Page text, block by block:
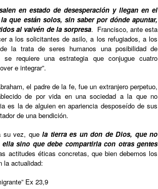
en estado de desesperación y llegan en el
que están solos, sin saber por dónde apuntar,
al vaivén de la sorpresa. Francisco, ante esta
a los solicitantes de asilo, a los refugiados, a los
la trata de seres humanos una posibilidad de
requiere una estrategia que conjugue cuatro
e integrar”.
el padre de la fe, fue un extranjero perpetuo,
de por vida en una sociedad a la que no
es la de alguien en apariencia desposeído de sus
de una bendición.
su vez, quela tierra es un don de Dios, que no
sino que debe compartirla con otras gentes
actitudes éticas concretas, que bien debemos los
la actualidad:
Ex 23,9